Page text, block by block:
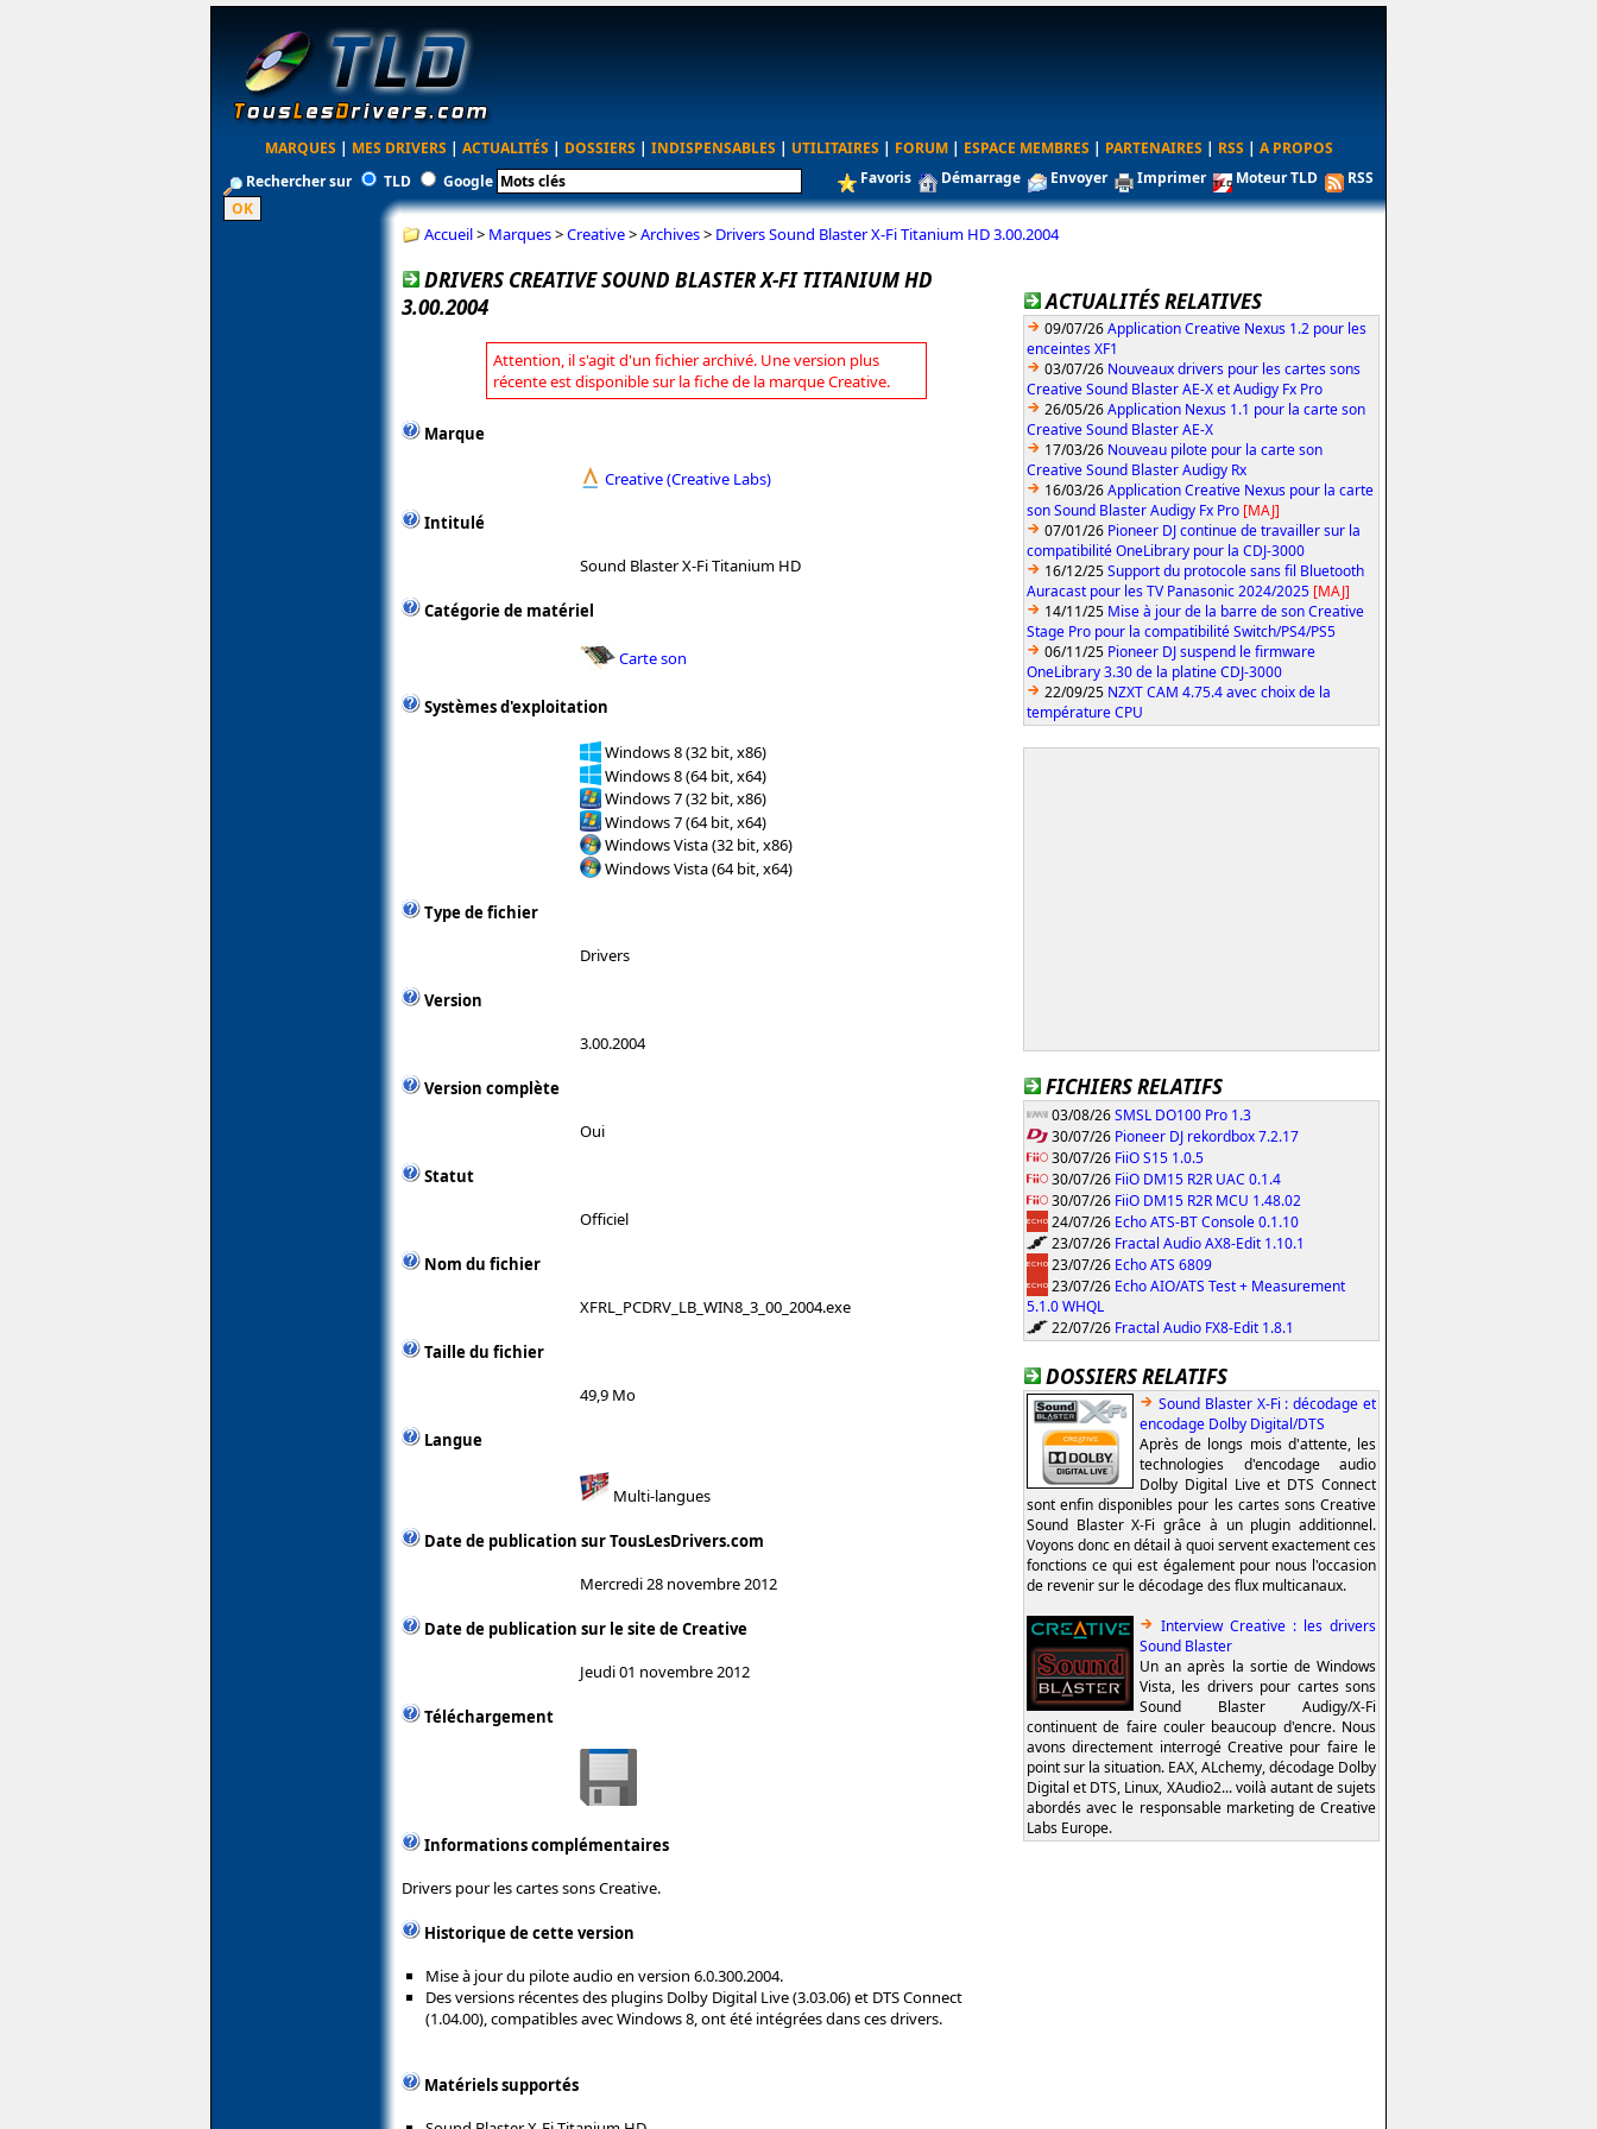
MARQUES | MES DRIVERS | ACTUALITÉS | DOSSIERS | INDISPENSABLES | UTILITAIRES | FORUM | ESPACE MEMBRES | PARTENAIRES | RSS | A PROPOS
Rechercher sur
TLD Google Favoris Démarrage Envoyer Imprimer Moteur TLD RSS
Accueil> Marques>Creative>Archives> Drivers Sound Blaster X-Fi Titanium HD 3.00.2004
DRIVERS CREATIVE SOUND BLASTER X-FI TITANIUM HD
3.00.2004
Attention, il s'agit d'un fichier archivé. Une version plus
récente est disponible sur la fiche de la marque Creative.
Marque
Creative (Creative Labs)
Intitulé
Sound Blaster X-Fi Titanium HD
Catégorie de matériel
Carte son
Systèmes d'exploitation
Windows 8 (32 bit, x86)
Windows 8 (64 bit, x64)
Windows 7 (32 bit, x86)
Windows 7 (64 bit, x64)
Windows Vista (32 bit, x86)
Windows Vista (64 bit, x64)
Type de fichier
Drivers
Version
3.00.2004
Version complète
Oui
Statut
Officiel
Nom du fichier
XFRL_PCDRV_LB_WIN8_3_00_2004.exe
Taille du fichier
49,9 Mo
Langue
Multi-langues
Date de publication sur TousLesDrivers.com
Mercredi 28 novembre 2012
Date de publication sur le site de Creative
Jeudi 01 novembre 2012
Téléchargement
Informations complémentaires
Drivers pour les cartes sons Creative.
Historique de cette version
Mise à jour du pilote audio en version 6.0.300.2004.
Des versions récentes des plugins Dolby Digital Live (3.03.06) et DTS Connect
(1.04.00), compatibles avec Windows 8, ont été intégrées dans ces drivers.
Matériels supportés
ACTUALITÉS RELATIVES
09/07/26Application Creative Nexus 1.2 pour les
enceintes XF1
03/07/26 Nouveaux drivers pour les cartes sons
Creative Sound Blaster AE-X et Audigy Fx Pro
26/05/26Application Nexus 1.1 pour la carte son
Creative Sound Blaster AE-X
17/03/26 Nouveau pilote pour la carte son
Creative Sound Blaster Audigy Rx
16/03/26Application Creative Nexus pour la carte
son Sound Blaster Audigy Fx Pro [MAJ]
07/01/26 Pioneer DJ continue de travailler sur la
compatibilité OneLibrary pour la CDJ-3000
16/12/25Support du protocole sans fil Bluetooth
Auracast pour les TV Panasonic 2024/2025 [MAJ]
14/11/25 Mise à jour de la barre de son Creative
Stage Pro pour la compatibilité Switch/PS4/PS5
06/11/25 Pioneer DJ suspend le firmware
OneLibrary 3.30 de la platine CDJ-3000
22/09/25 NZXT CAM 4.75.4 avec choix de la
température CPU
FICHIERS RELATIFS
03/08/26SMSL DO100 Pro 1.3
30/07/26 Pioneer DJ rekordbox 7.2.17
30/07/26 FiiO S15 1.0.5
30/07/26 FiiO DM15 R2R UAC 0.1.4
30/07/26 FiiO DM15 R2R MCU 1.48.02
24/07/26 Echo ATS-BT Console 0.1.10
23/07/26 Fractal Audio AX8-Edit 1.10.1
23/07/26 Echo ATS 6809
23/07/26 Echo AIO/ATS Test + Measurement
5.1.0 WHQL
22/07/26 Fractal Audio FX8-Edit 1.8.1
DOSSIERS RELATIFS
Sound Blaster X-Fi : décodage et
encodage Dolby Digital/DTS
Après de longs mois d'attente, les
technologies d'encodage audio
Dolby Digital Live et DTS Connect
sont enfin disponibles pour les cartes sons Creative
Sound Blaster X-Fi grâce à un plugin additionnel.
Voyons donc en détail à quoi servent exactement ces
fonctions ce qui est également pour nous l'occasion
de revenir sur le décodage des flux multicanaux.
Interview Creative : les drivers
Sound Blaster
Un an après la sortie de Windows
Vista, les drivers pour cartes sons
Sound Blaster Audigy/X-Fi
continuent de faire couler beaucoup d'encre. Nous
avons directement interrogé Creative pour faire le
point sur la situation. EAX, ALchemy, décodage Dolby
Digital et DTS, Linux, XAudio2... voilà autant de sujets
abordés avec le responsable marketing de Creative
Labs Europe.